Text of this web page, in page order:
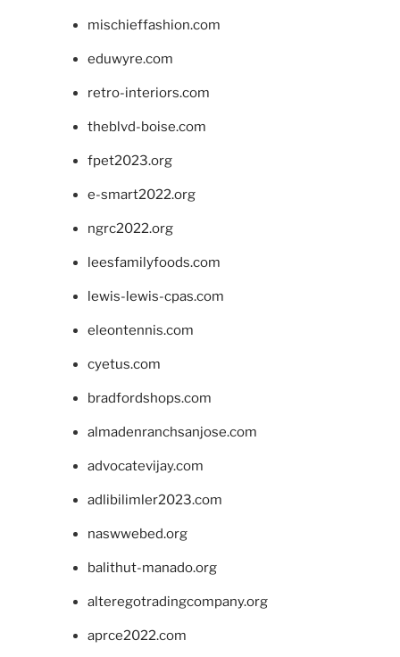
mischieffashion.com
eduwyre.com
retro-interiors.com
theblvd-boise.com
fpet2023.org
e-smart2022.org
ngrc2022.org
leesfamilyfoods.com
lewis-lewis-cpas.com
eleontennis.com
cyetus.com
bradfordshops.com
almadenranchsanjose.com
advocatevijay.com
adlibilimler2023.com
naswwebed.org
balithut-manado.org
alteregotradingcompany.org
aprce2022.com